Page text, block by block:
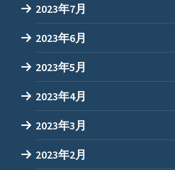
2023年7月
2023年6月
2023年5月
2023年4月
2023年3月
2023年2月